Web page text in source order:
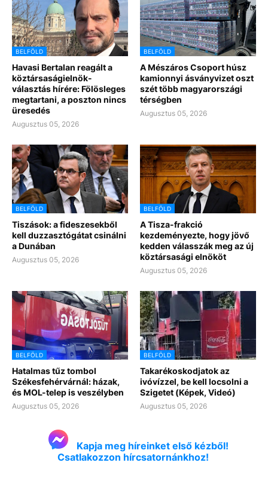
BELFÖLD
Havasi Bertalan reagált a
köztársaságielnök-
választás hírére: Fölösleges
megtartani, a poszton nincs
üresedés
Augusztus 05, 2026
BELFÖLD
A Mészáros Csoport húsz
kamionnyi ásványvizet oszt
szét több magyarországi
térségben
Augusztus 05, 2026
BELFÖLD
Tiszások: a fideszesekből
kell duzzasztógátat csinálni
a Dunában
Augusztus 05, 2026
BELFÖLD
A Tisza-frakció
kezdeményezte, hogy jövő
kedden válasszák meg az új
köztársasági elnököt
Augusztus 05, 2026
BELFÖLD
Hatalmas tűz tombol
Székesfehérvárnál: házak,
és MOL-telep is veszélyben
Augusztus 05, 2026
BELFÖLD
Takarékoskodjatok az
ivóvízzel, be kell locsolni a
Szigetet (Képek, Videó)
Augusztus 05, 2026
Kapja meg híreinket első kézből!
Csatlakozzon hírcsatornánkhoz!